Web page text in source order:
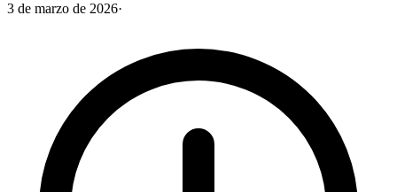
3 de marzo de 2026·